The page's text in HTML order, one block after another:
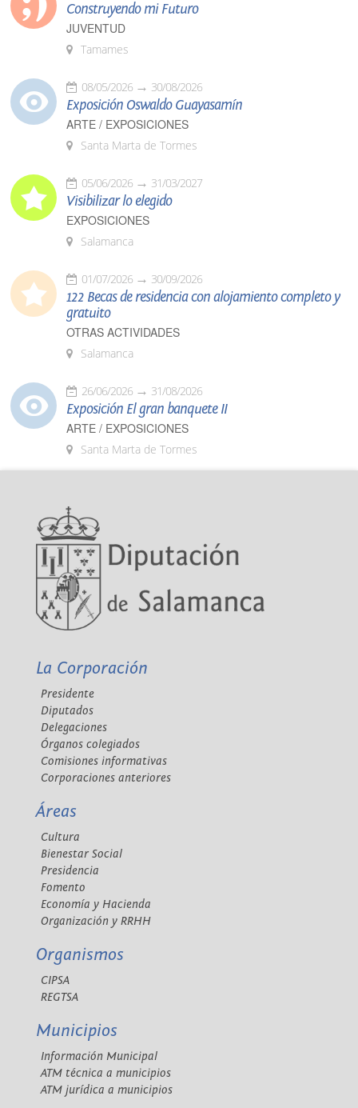
Construyendo mi Futuro
JUVENTUD
Tamames
08/05/2026 30/08/2026
Exposición Oswaldo Guayasamín
ARTE / EXPOSICIONES
Santa Marta de Tormes
05/06/2026 31/03/2027
Visibilizar lo elegido
EXPOSICIONES
Salamanca
01/07/2026 30/09/2026
122 Becas de residencia con alojamiento completo y
gratuito
OTRAS ACTIVIDADES
Salamanca
26/06/2026 31/08/2026
Exposición El gran banquete II
ARTE / EXPOSICIONES
Santa Marta de Tormes
La Corporación
Presidente
Diputados
Delegaciones
Órganos colegiados
Comisiones informativas
Corporaciones anteriores
Áreas
Cultura
Bienestar Social
Presidencia
Fomento
Economía y Hacienda
Organización y RRHH
Organismos
CIPSA
REGTSA
Municipios
Información Municipal
ATM técnica a municipios
ATM jurídica a municipios